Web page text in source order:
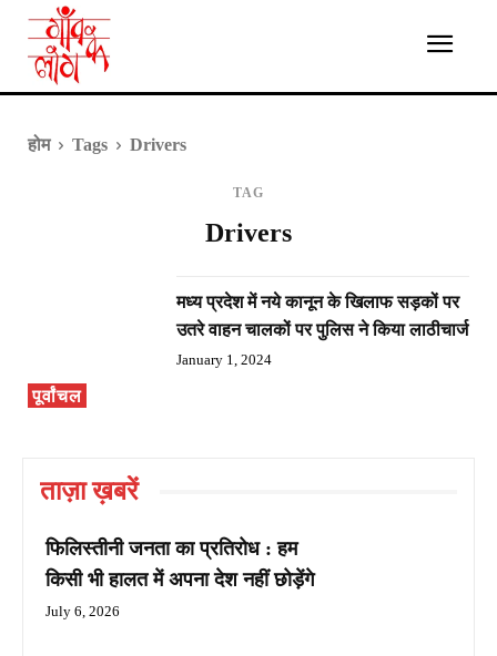
होम Tags Drivers
TAG
Drivers
पूर्वांचल
मध्य प्रदेश में नये कानून के खिलाफ सड़कों पर
उतरे वाहन चालकों पर पुलिस ने किया लाठीचार्ज
January 1, 2024
ताज़ा ख़बरें
फिलिस्तीनी जनता का प्रतिरोध : हम
किसी भी हालत में अपना देश नहीं छोड़ेंगे
July 6, 2026